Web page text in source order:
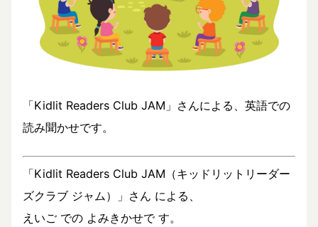
「Kidlit Readers Club JAM」さんによる、英語での
読み聞かせです。
「Kidlit Readers Club JAM（キッドリットリーダー
ズクラブ ジャム）」さん による、
えいご での よみきかせで す。